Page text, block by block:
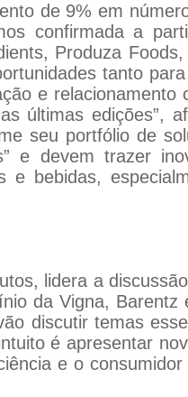
de 9% em
confirmada a
Produza
tanto
e relacionamento
últimas edições”,
seu portfólio de
e devem trazer
e bebidas,
lidera a
da Vigna, Barentz
discutir temas
é apresentar
e o consumidor